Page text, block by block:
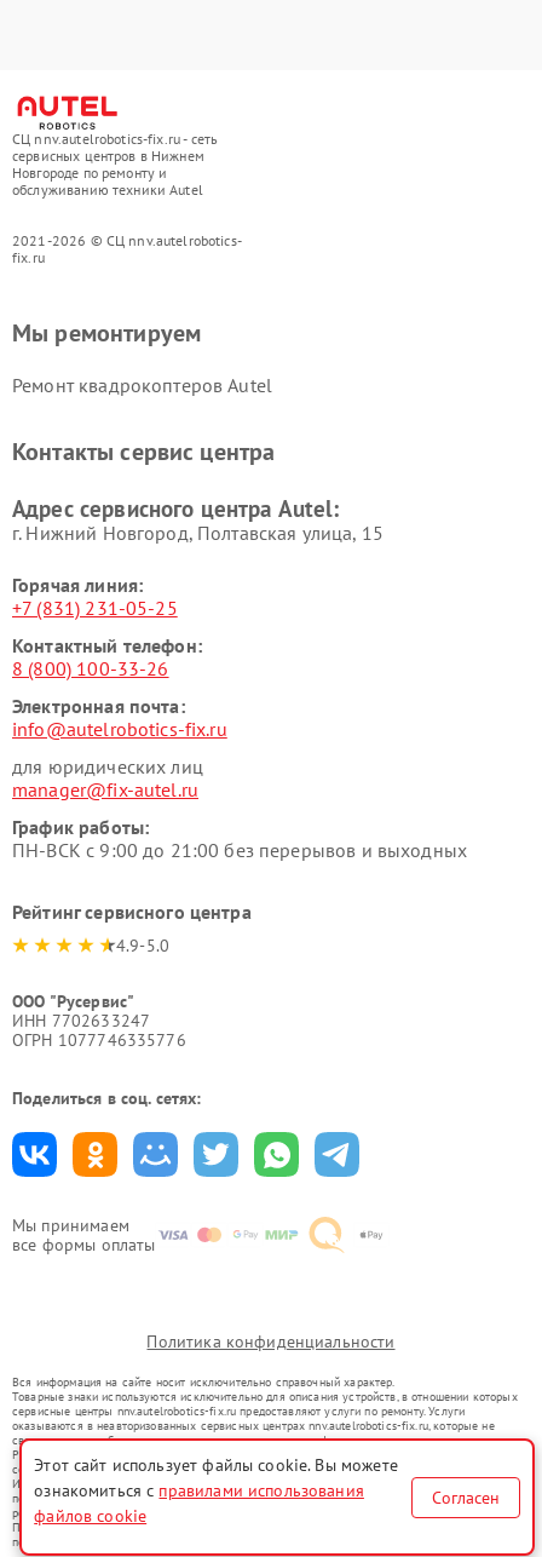
СЦ nnv.autelrobotics-fix.ru - сеть
сервисных центров в Нижнем
Новгороде по ремонту и
обслуживанию техники Autel
2021-2026 © СЦ nnv.autelrobotics-
fix.ru
Мы принимаем
все формы оплаты
Мы ремонтируем
Ремонт квадрокоптеров Autel
Контакты сервис центра
Адрес сервисного центра Autel:
г. Нижний Новгород, Полтавская улица, 15
Горячая линия:
+7 (831) 231-05-25
Контактный телефон:
8 (800) 100-33-26
Электронная почта:
info@autelrobotics-fix.ru
для юридических лиц
manager@fix-autel.ru
График работы:
ПН-ВСК с 9:00 до 21:00 без перерывов и выходных
Рейтинг сервисного центра
4.9-5.0
ООО "Русервис"
ИНН 7702633247
ОГРН 1077746335776
Поделиться в соц. сетях:
Политика конфиденциальности
Вся информация на сайте носит исключительно справочный характер.
Товарные знаки используются исключительно для описания устройств, в отношении которых
сервисные центры nnv.autelrobotics-fix.ru предоставляют услуги по ремонту. Услуги
оказываются в неавторизованных сервисных центрах nnv.autelrobotics-fix.ru, которые не
связаны с правообладателями товарных знаков или их официальными представителями.
Ремонт осуществляется для устройств, уже введенных в гражданский оборот в соответствии
со статьей 1487 ГК РФ.
Использование товарных знаков не преследует цели индивидуализации услуг или введения
потребителей в заблуждение, а служит для информирования о предоставляемых услугах по
ремонту техники указанных брендов.
Представленная на сайте информация не является публичной офертой, определяемой
положениями Статьи 437(2) Гражданского кодекса РФ
Этот сайт использует файлы cookie. Вы можете
ознакомиться с правилами использования
файлов cookie
Согласен